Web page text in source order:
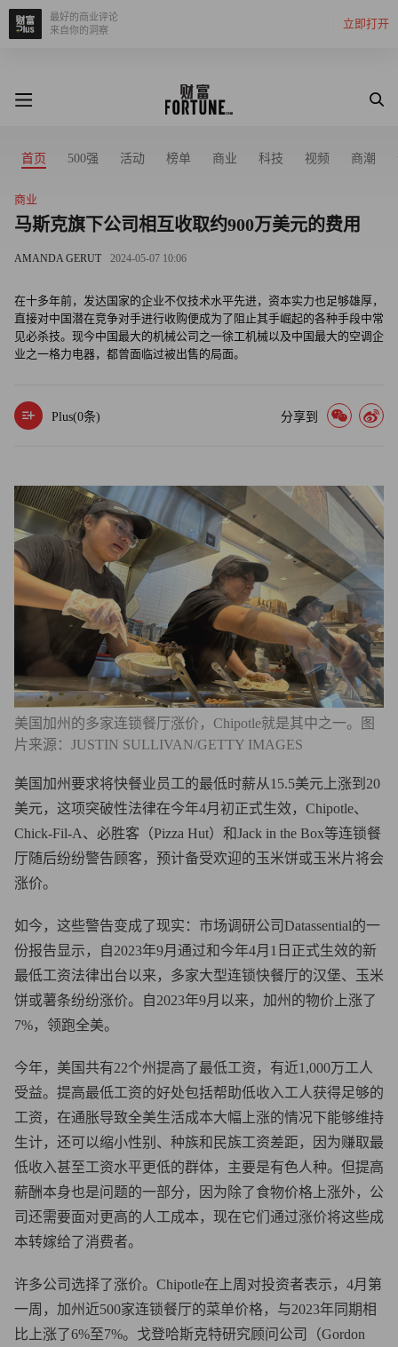
立即打开
最好的商业评论
来自你的洞察
首页 500强 活动 榜单 商业 科技 视频 商潮
商业
马斯克旗下公司相互收取约900万美元的费用
AMANDA GERUT 2024-05-07 10:06
在十多年前，发达国家的企业不仅技术水平先进，资本实力也足够雄厚，
直接对中国潜在竞争对手进行收购便成为了阻止其手崛起的各种手段中常
见必杀技。现今中国最大的机械公司之一徐工机械以及中国最大的空调企
业之一格力电器，都曾面临过被出售的局面。
Plus(0条) 分享到
美国加州的多家连锁餐厅涨价，Chipotle就是其中之一。图
片来源：JUSTIN SULLIVAN/GETTY IMAGES
美国加州要求将快餐业员工的最低时薪从15.5美元上涨到20
美元，这项突破性法律在今年4月初正式生效，Chipotle、
Chick-Fil-A、必胜客（Pizza Hut）和Jack in the Box等连锁餐
厅随后纷纷警告顾客，预计备受欢迎的玉米饼或玉米片将会
涨价。
如今，这些警告变成了现实：市场调研公司Datassential的一
份报告显示，自2023年9月通过和今年4月1日正式生效的新
最低工资法律出台以来，多家大型连锁快餐厅的汉堡、玉米
饼或薯条纷纷涨价。自2023年9月以来，加州的物价上涨了
7%，领跑全美。
今年，美国共有22个州提高了最低工资，有近1,000万工人
受益。提高最低工资的好处包括帮助低收入工人获得足够的
工资，在通胀导致全美生活成本大幅上涨的情况下能够维持
生计，还可以缩小性别、种族和民族工资差距，因为赚取最
低收入甚至工资水平更低的群体，主要是有色人种。但提高
薪酬本身也是问题的一部分，因为除了食物价格上涨外，公
司还需要面对更高的人工成本，现在它们通过涨价将这些成
本转嫁给了消费者。
许多公司选择了涨价。Chipotle在上周对投资者表示，4月第
一周，加州近500家连锁餐厅的菜单价格，与2023年同期相
比上涨了6%至7%。戈登哈斯克特研究顾问公司（Gordon